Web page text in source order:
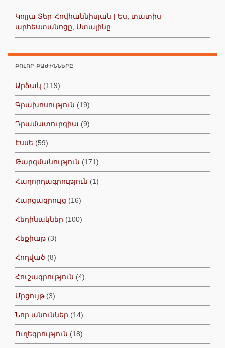
Կոլյա Տեր-Հովհաննիսյան | Ես, տատիս
արհեստանոցը, Ստալինը
ԲՈԼՈՐ ԲԱԺԻՆՆԵՐԸ
Արձակ (119)
Գրախոսություն (19)
Դրամատուրգիա (9)
Էսսե (59)
Թարգմանություն (171)
Հաղորդագրություն (1)
Հարցազրույց (16)
Հեղինակներ (100)
Հեքիաթ(3)
Հոդված (8)
Հուշագրություն (4)
Մրցույթ(3)
Նոր անուններ (14)
Ուղեգրություն (18)